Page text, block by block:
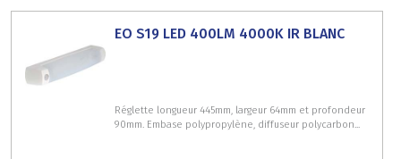
EO S19 LED 400LM 4000K IR BLANC
Réglette longueur 445mm, largeur 64mm et profondeur
90mm. Embase polypropylène, diffuseur polycarbon...